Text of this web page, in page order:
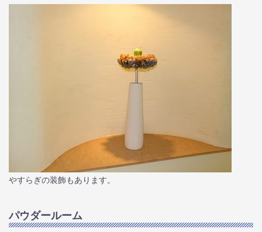
やすらぎの装飾もあります。
パウダールーム